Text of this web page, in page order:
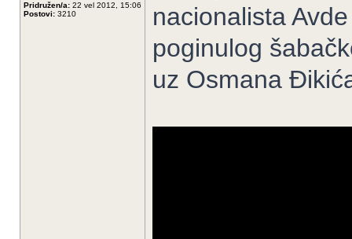
Pridružen/a: 22 vel 2012, 15:06
Postovi: 3210
nacionalista
poginulog
uz Osmana